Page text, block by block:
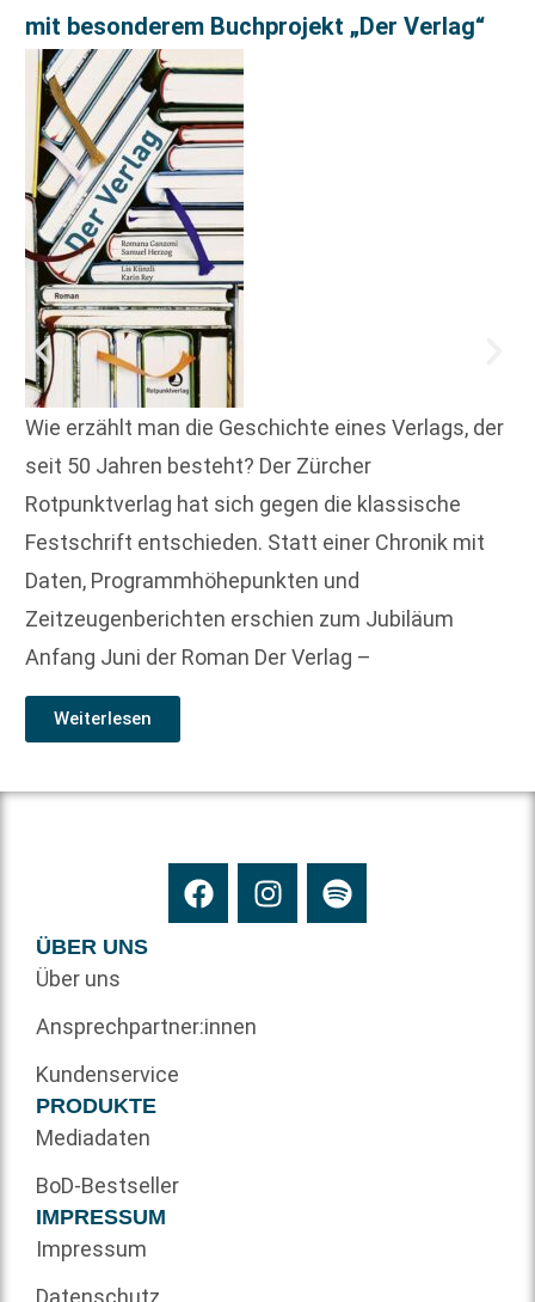
mit besonderem Buchprojekt „Der Verlag“
Wie erzählt man die Geschichte eines Verlags, der
seit 50 Jahren besteht? Der Zürcher
Rotpunktverlag hat sich gegen die klassische
Festschrift entschieden. Statt einer Chronik mit
Daten, Programmhöhepunkten und
Zeitzeugenberichten erschien zum Jubiläum
Anfang Juni der Roman Der Verlag –
Weiterlesen
ÜBER UNS
Über uns
Ansprechpartner:innen
Kundenservice
PRODUKTE
Mediadaten
BoD-Bestseller
IMPRESSUM
Impressum
Datenschutz